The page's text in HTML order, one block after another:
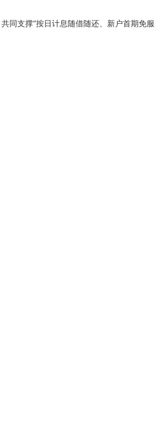
同支撑“按日计息随借随还、新户首期免服